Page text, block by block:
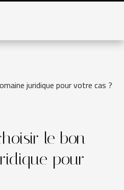
juridique pour votre cas ?
le bon
pour